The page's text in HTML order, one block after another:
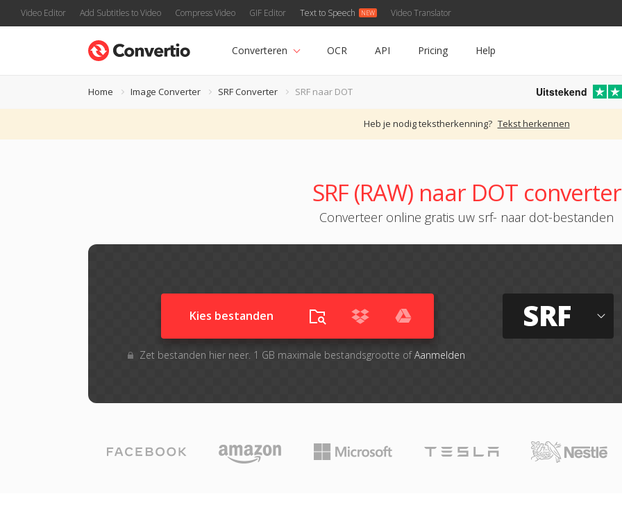
Video Editor Add Subtitles to Video Compress Video GIF Editor Text to Speech Video Translator
Converteren OCR API Pricing Help
Home Image Converter SRF Converter SRF naar DOT Uitstekend
Heb je nodig tekstherkenning? Tekst herkennen
SRF (RAW) naar DOT converter
Converteer online gratis uw srf- naar dot-bestanden
Kies bestanden
Zet bestanden hier neer. 1 GB maximale bestandsgrootte ofAanmelden
SRF